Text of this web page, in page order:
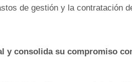
de gestión y la contratación
y consolida su compromiso